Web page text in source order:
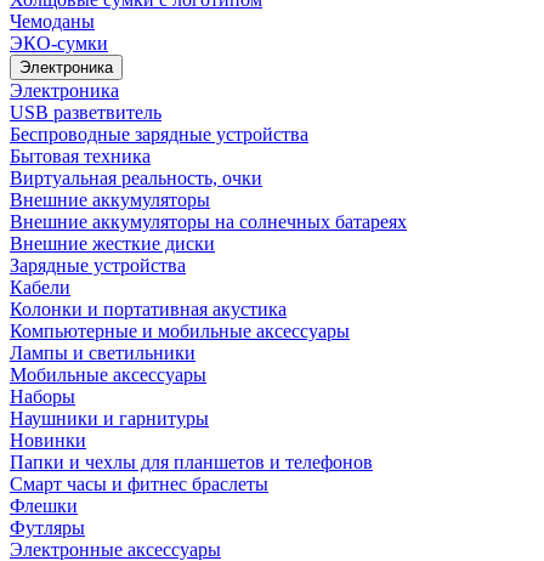
Чемоданы
ЭКО-сумки
Электроника
Электроника
USB разветвитель
Беспроводные зарядные устройства
Бытовая техника
Виртуальная реальность, очки
Внешние аккумуляторы
Внешние аккумуляторы на солнечных батареях
Внешние жесткие диски
Зарядные устройства
Кабели
Колонки и портативная акустика
Компьютерные и мобильные аксессуары
Лампы и светильники
Мобильные аксессуары
Наборы
Наушники и гарнитуры
Новинки
Папки и чехлы для планшетов и телефонов
Смарт часы и фитнес браслеты
Флешки
Футляры
Электронные аксессуары